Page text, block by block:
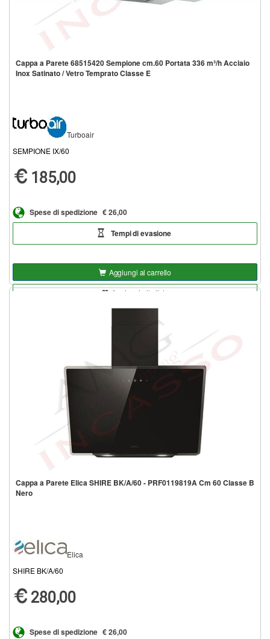
Cappa a Parete 68515420 Sempione cm.60 Portata 336 m³/h Acciaio
Inox Satinato / Vetro Temprato Classe E
Turboair
SEMPIONE IX/60
185,00
Spese di spedizione € 26,00
Tempi di evasione
Aggiungi al carrello
Aggiungi alla lista
Cappa a Parete Elica SHIRE BK/A/60 - PRF0119819A Cm 60 Classe B
Nero
Elica
SHIRE BK/A/60
280,00
Spese di spedizione € 26,00